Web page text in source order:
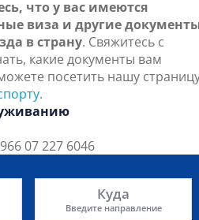
что у вас имеются
виза и другие
в страну. Свяжитесь с
какие документы вам
посетить нашу
.
07 227 6046
Куда
Введите направление